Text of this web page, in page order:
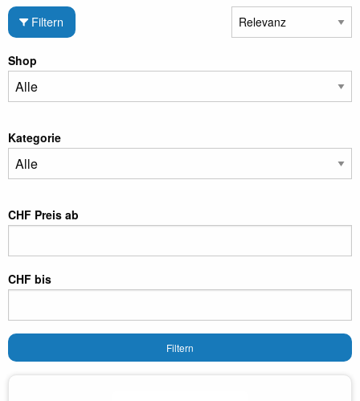
Filtern
Shop
Kategorie
CHF Preis ab
CHF bis
Filtern